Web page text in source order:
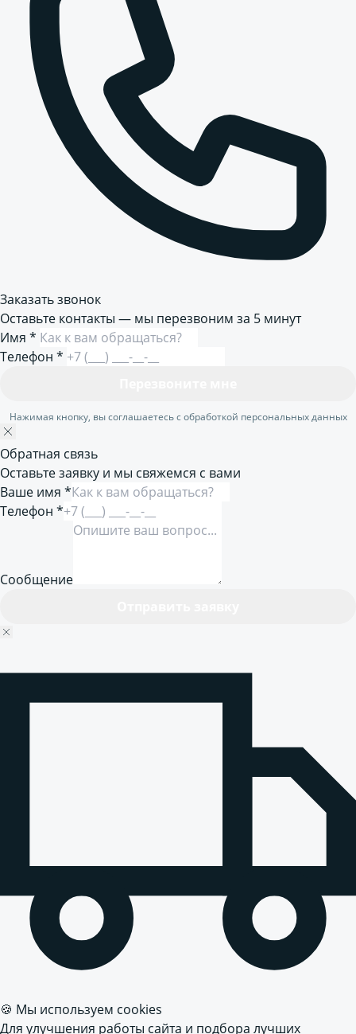
Заказать звонок
Оставьте контакты — мы перезвоним за 5 минут
Имя *
Телефон *
Нажимая кнопку, вы соглашаетесь с обработкой персональных данных
Обратная связь
Оставьте заявку и мы свяжемся с вами
Ваше имя *
Телефон *
Сообщение
🍪 Мы используем cookies
Для улучшения работы сайта и подбора лучших